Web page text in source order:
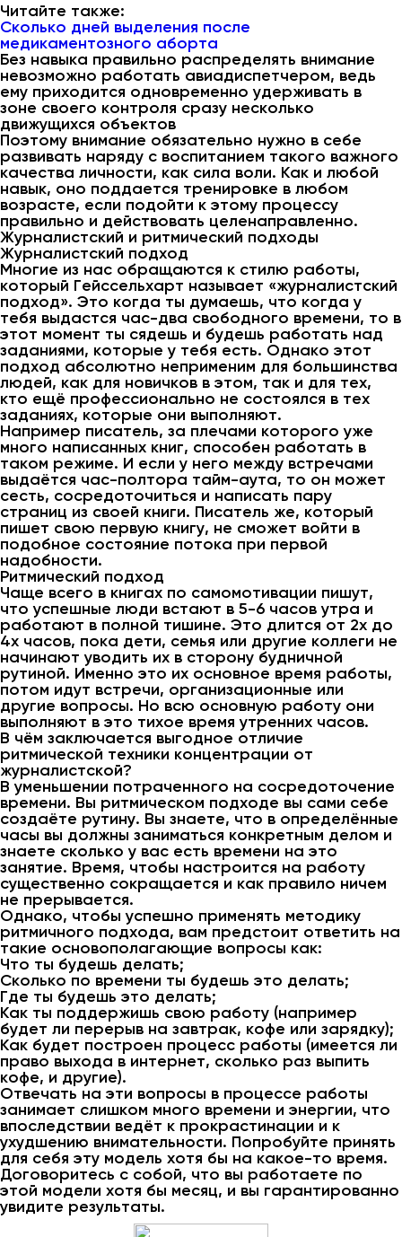
Читайте также:
Сколько дней выделения после
медикаментозного аборта
Без навыка правильно распределять внимание
невозможно работать авиадиспетчером, ведь
ему приходится одновременно удерживать в
зоне своего контроля сразу несколько
движущихся объектов
Поэтому внимание обязательно нужно в себе
развивать наряду с воспитанием такого важного
качества личности, как сила воли. Как и любой
навык, оно поддается тренировке в любом
возрасте, если подойти к этому процессу
правильно и действовать целенаправленно.
Журналистский и ритмический подходы
Журналистский подход
Многие из нас обращаются к стилю работы,
который Гейссельхарт называет «журналистский
подход». Это когда ты думаешь, что когда у
тебя выдастся час-два свободного времени, то в
этот момент ты сядешь и будешь работать над
заданиями, которые у тебя есть. Однако этот
подход абсолютно неприменим для большинства
людей, как для новичков в этом, так и для тех,
кто ещё профессионально не состоялся в тех
заданиях, которые они выполняют.
Например писатель, за плечами которого уже
много написанных книг, способен работать в
таком режиме. И если у него между встречами
выдаётся час-полтора тайм-аута, то он может
сесть, сосредоточиться и написать пару
страниц из своей книги. Писатель же, который
пишет свою первую книгу, не сможет войти в
подобное состояние потока при первой
надобности.
Ритмический подход
Чаще всего в книгах по самомотивации пишут,
что успешные люди встают в 5-6 часов утра и
работают в полной тишине. Это длится от 2х до
4х часов, пока дети, семья или другие коллеги не
начинают уводить их в сторону будничной
рутиной. Именно это их основное время работы,
потом идут встречи, организационные или
другие вопросы. Но всю основную работу они
выполняют в это тихое время утренних часов.
В чём заключается выгодное отличие
ритмической техники концентрации от
журналистской?
В уменьшении потраченного на сосредоточение
времени. Вы ритмическом подходе вы сами себе
создаёте рутину. Вы знаете, что в определённые
часы вы должны заниматься конкретным делом и
знаете сколько у вас есть времени на это
занятие. Время, чтобы настроится на работу
существенно сокращается и как правило ничем
не прерывается.
Однако, чтобы успешно применять методику
ритмичного подхода, вам предстоит ответить на
такие основополагающие вопросы как:
Что ты будешь делать;
Сколько по времени ты будешь это делать;
Где ты будешь это делать;
Как ты поддержишь свою работу (например
будет ли перерыв на завтрак, кофе или зарядку);
Как будет построен процесс работы (имеется ли
право выхода в интернет, сколько раз выпить
кофе, и другие).
Отвечать на эти вопросы в процессе работы
занимает слишком много времени и энергии, что
впоследствии ведёт к прокрастинации и к
ухудшению внимательности. Попробуйте принять
для себя эту модель хотя бы на какое-то время.
Договоритесь с собой, что вы работаете по
этой модели хотя бы месяц, и вы гарантированно
увидите результаты.